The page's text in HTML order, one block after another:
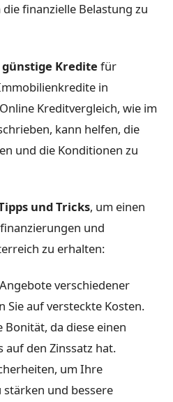
finanzielle Belastung zu
günstige Kredite für
in
Kreditvergleich, wie im
kann helfen, die
und die Konditionen zu
und Tricks, um einen
und
zu erhalten:
verschiedener
Sie auf versteckte Kosten.
da diese einen
auf den Zinssatz hat.
um Ihre
und bessere